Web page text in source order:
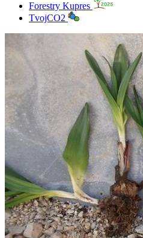
Forestry Kupres
TvojCO2